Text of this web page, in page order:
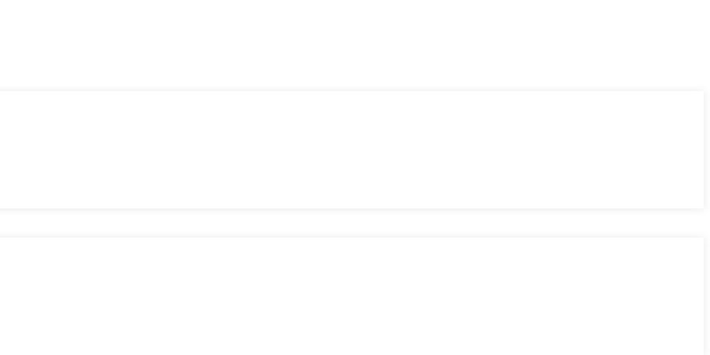
sans complications.
du marché.
des plateformes et des dApps.